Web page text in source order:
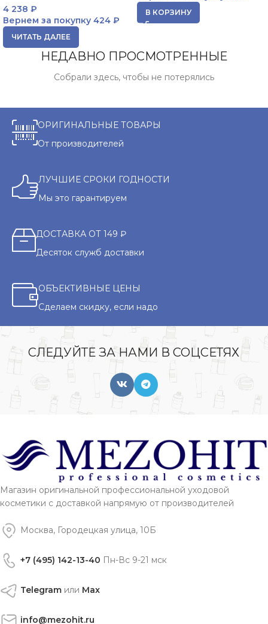
4 238 ₽
Вернем за покупку 424 ₽
ЧИТАТЬ ДАЛЕЕ
В КОРЗИНУ
НЕДАВНО ПРОСМОТРЕННЫЕ
Собрали здесь, чтобы не потерялись
ОРИГИНАЛЬНЫЕ ТОВАРЫ
От производителей
ЛУЧШИЕ СРОКИ ГОДНОСТИ
Мы это гарантируем
ДОСТАВКА ОТ 149 ₽
Десяток служб доставки
ОБЪЕКТИВНЫЕ ЦЕНЫ
Сделаем скидку, если надо
СЛЕДУЙТЕ ЗА НАМИ В СОЦСЕТЯХ
Магазин оригинальной профессиональной уходовой
косметики с доставкой напрямую от производителей
Москва, Городецкая улица, 10Б
+7 (495) 142-13-40 Пн-Вс 9-21 мск
Telegram или Max
info@mezohit.ru